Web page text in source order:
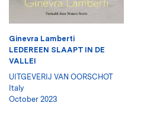
Ginevra Lamberti
LEDEREEN SLAAPT IN DE
VALLEI
UITGEVERIJ VAN OORSCHOT
Italy
October 2023